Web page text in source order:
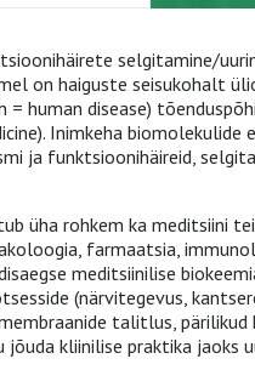
selgitamine/
on haiguste seisukohalt
human disease)
Inimkeha biomolekulide
ja funktsioonihäireid,
üha rohkem ka meditsiini
farmaatsia,
meditsiinilise
(närvitegevus,
talitlus, pärilikud
kliinilise praktika jaoks